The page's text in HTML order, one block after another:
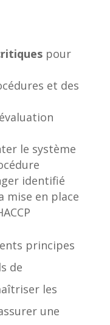
pour
et des
le système
identifié
mise en place
principes
de
les
une